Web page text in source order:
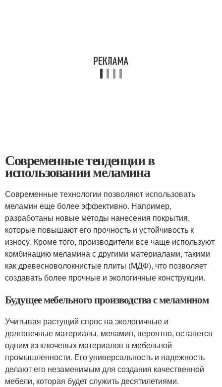
Современные тенденции в
использовании меламина
Современные технологии позволяют использовать
меламин еще более эффективно. Например,
разработаны новые методы нанесения покрытия,
которые повышают его прочность и устойчивость к
износу. Кроме того, производители все чаще используют
комбинацию меламина с другими материалами, такими
как древесноволокнистые плиты (МДФ), что позволяет
создавать более прочные и экологичные конструкции.
Будущее мебельного производства с меламином
Учитывая растущий спрос на экологичные и
долговечные материалы, меламин, вероятно, останется
одним из ключевых материалов в мебельной
промышленности. Его универсальность и надежность
делают его незаменимым для создания качественной
мебели, которая будет служить десятилетиями.